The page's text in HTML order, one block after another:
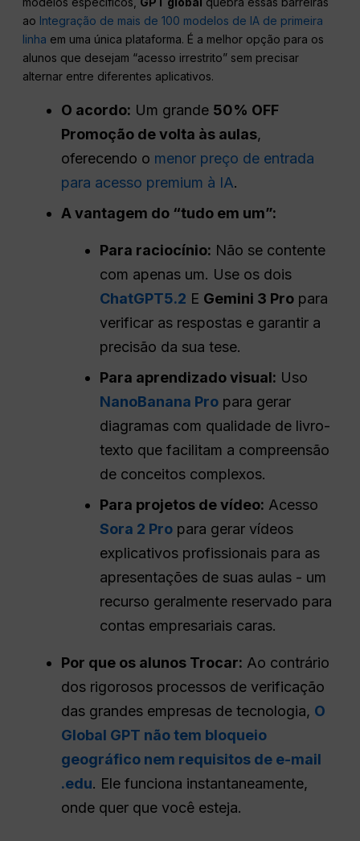
ao Integração de mais de 100 modelos de IA de primeira
linha em uma única plataforma. É a melhor opção para os
alunos que desejam “acesso irrestrito” sem precisar
alternar entre diferentes aplicativos.
O acordo: Um grande 50% OFF
Promoção de volta às aulas,
oferecendo o menor preço de entrada
para acesso premium à IA.
A vantagem do “tudo em um”:
Para raciocínio: Não se contente
com apenas um. Use os dois
ChatGPT5.2 E Gemini 3 Pro para
verificar as respostas e garantir a
precisão da sua tese.
Para aprendizado visual: Uso
NanoBanana Pro para gerar
diagramas com qualidade de livro-
texto que facilitam a compreensão
de conceitos complexos.
Para projetos de vídeo: Acesso
Sora 2 Pro para gerar vídeos
explicativos profissionais para as
apresentações de suas aulas - um
recurso geralmente reservado para
contas empresariais caras.
Por que os alunos Trocar: Ao contrário
dos rigorosos processos de verificação
das grandes empresas de tecnologia, O
Global GPT não tem bloqueio
geográfico nem requisitos de e-mail
.edu. Ele funciona instantaneamente,
onde quer que você esteja.